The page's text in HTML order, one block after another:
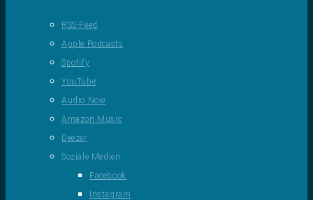
RSS-Feed
Apple Podcasts
Spotify
YouTube
Audio Now
Amazon Music
Deezer
Soziale Medien
Facebook
Instagram